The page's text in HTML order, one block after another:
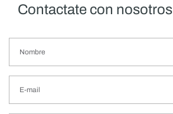
Contactate con nosotros